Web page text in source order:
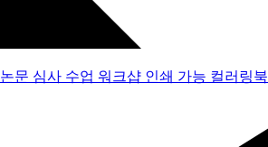
논문 심사 수업 워크샵 인쇄 가능 컬러링북